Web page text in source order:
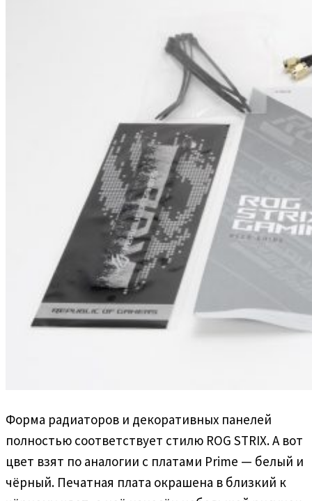
Форма радиаторов и декоративных панелей
полностью соответствует стилю ROG STRIX. А вот
цвет взят по аналогии с платами Prime — белый и
чёрный. Печатная плата окрашена в близкий к